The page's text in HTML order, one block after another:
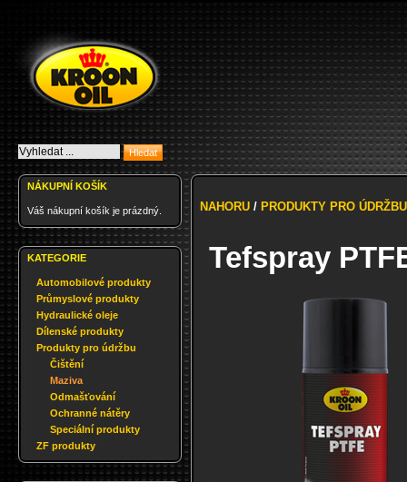
NÁKUPNÍ KOŠÍK
Váš nákupní košík je prázdný.
KATEGORIE
Automobilové produkty
Průmyslové produkty
Hydraulické oleje
Dílenské produkty
Produkty pro údržbu
Čištění
Maziva
Odmašťování
Ochranné nátěry
Speciální produkty
ZF produkty
NAHORU / PRODUKTY PRO ÚDRŽBU
Tefspray